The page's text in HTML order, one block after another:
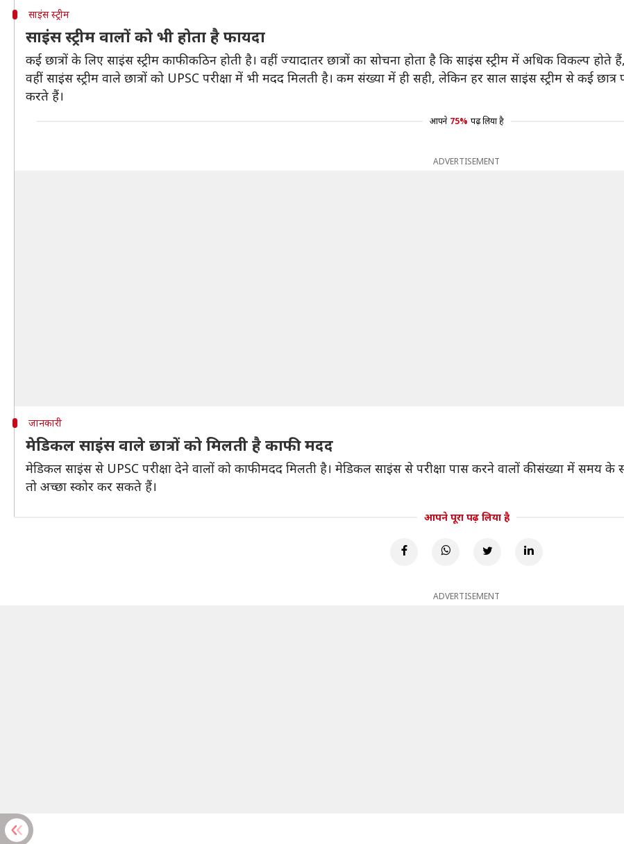
साइंस स्ट्रीम
साइंस स्ट्रीम वालों को भी होता है फायदा
कई छात्रों के लिए साइंस स्ट्रीम काफी कठिन होती है। वहीं ज्यादातर छात्रों का सोचना होता है कि साइंस स्ट्रीम में अधिक विकल्प
वहीं साइंस स्ट्रीम वाले छात्रों को UPSC परीक्षा में भी मदद मिलती है। कम संख्या में ही सही, लेकिन हर साल साइंस स्ट्रीम से कई
करते हैं।
आपने 75% पढ़ लिया है
ADVERTISEMENT
जानकारी
मेडिकल साइंस वाले छात्रों को मिलती है काफी मदद
मेडिकल साइंस से UPSC परीक्षा देने वालों को काफी मदद मिलती है। मेडिकल साइंस से परीक्षा पास करने वालों की संख्या में समय के
तो अच्छा स्कोर कर सकते हैं।
आपने पूरा पढ़ लिया है
ADVERTISEMENT